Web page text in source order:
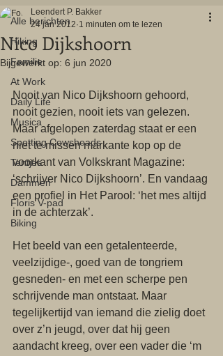
Alle berichten
Hiking
Familie
At Work
Daily Life
Musica
Spotting Cowsheads
Tentjes
Dammen
Floris V-pad
Biking
Nico Dijkshoorn
Leendert P. Bakker
24 jan 2012 1 minuten om te lezen
Bijgewerkt op: 6 jun 2020
Nooit van Nico Dijkshoorn gehoord,
nooit gezien, nooit iets van gelezen.
Maar afgelopen zaterdag staat er een
niet te missen markante kop op de
voorkant van Volkskrant Magazine:
‘schrijver Nico Dijkshoorn’. En vandaag
een profiel in Het Parool: ‘het mes altijd
in de achterzak’.
Het beeld van een getalenteerde,
veelzijdige-, goed van de tongriem
gesneden- en met een scherpe pen
schrijvende man ontstaat. Maar
tegelijkertijd van iemand die zielig doet
over z’n jeugd, over dat hij geen
aandacht kreeg, over een vader die ‘m